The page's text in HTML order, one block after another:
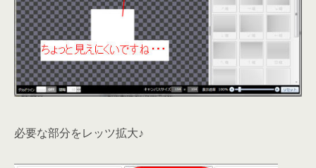
必要な部分をレッツ拡大♪